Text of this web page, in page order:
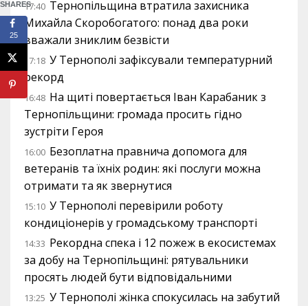
17:40 Тернопільщина втратила захисника
Михайла Скоробогатого: понад два роки
вважали зниклим безвісти
17:18 У Тернополі зафіксували температурний
рекорд
16:48 На щиті повертається Іван Карабаник з
Тернопільщини: громада просить гідно
зустріти Героя
16:00 Безоплатна правнича допомога для
ветеранів та їхніх родин: які послуги можна
отримати та як звернутися
15:10 У Тернополі перевірили роботу
кондиціонерів у громадському транспорті
14:33 Рекордна спека і 12 пожеж в екосистемах
за добу на Тернопільщині: рятувальники
просять людей бути відповідальними
13:25 У Тернополі жінка спокусилась на забутий
SHARES
25